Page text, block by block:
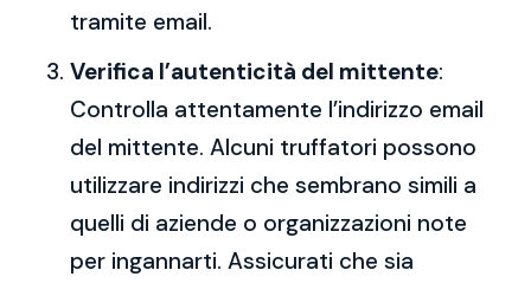
tramite email.
Verifica l’autenticità del mittente:
Controlla attentamente l’indirizzo email
del mittente. Alcuni truffatori possono
utilizzare indirizzi che sembrano simili a
quelli di aziende o organizzazioni note
per ingannarti. Assicurati che sia